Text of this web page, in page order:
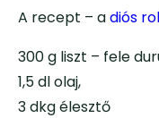
A recept – adiós
300 g liszt – fele
1,5 dl olaj,
3 dkg élesztő